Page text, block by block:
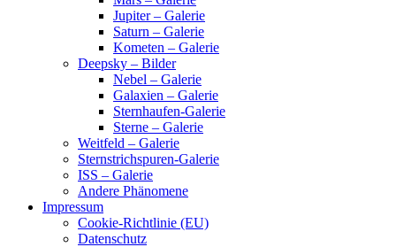
Jupiter – Galerie
Saturn – Galerie
Kometen – Galerie
Deepsky – Bilder
Nebel – Galerie
Galaxien – Galerie
Sternhaufen-Galerie
Sterne – Galerie
Weitfeld – Galerie
Sternstrichspuren-Galerie
ISS – Galerie
Andere Phänomene
Impressum
Cookie-Richtlinie (EU)
Datenschutz